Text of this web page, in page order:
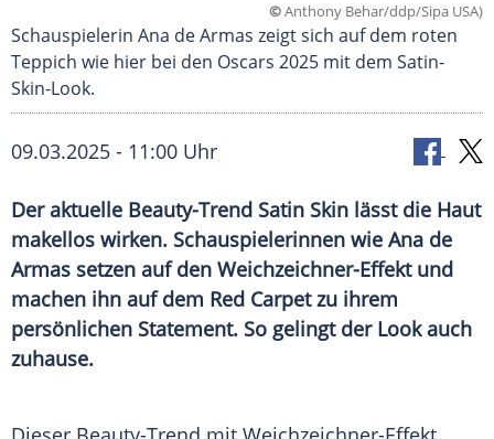
©Anthony Behar/ddp/Sipa USA)
Schauspielerin Ana de Armas zeigt sich auf dem roten
Teppich wie hier bei den Oscars 2025 mit dem Satin-
Skin-Look.
09.03.2025 - 11:00 Uhr
Der aktuelle Beauty-Trend Satin Skin lässt die Haut
makellos wirken. Schauspielerinnen wie Ana de
Armas setzen auf den Weichzeichner-Effekt und
machen ihn auf dem Red Carpet zu ihrem
persönlichen Statement. So gelingt der Look auch
zuhause.